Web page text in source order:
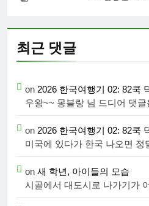
최근 댓글
on 2026 한국여행기 02: 82쿡
우왕~~ 몽블랑 님 드디어 댓
on 2026 한국여행기 02: 82쿡
미국에 있다가 한국 나오면 정
on 새 학년, 아이들의 모습
시골에서 대도시로 나가기가